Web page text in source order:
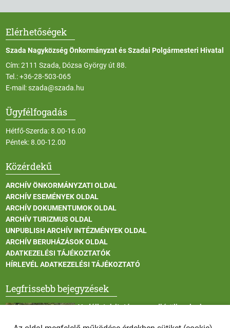
Elérhetőségek
Szada Nagyközség Önkormányzat és Szadai Polgármesteri Hivatal
Cím: 2111 Szada, Dózsa György út 88.
Tel.:+36-28-503-065
E-mail:szada@szada.hu
Ügyfélfogadás
Hétfő-Szerda: 8.00-16.00
Péntek: 8.00-12.00
Közérdekű
ARCHÍV ÖNKORMÁNYZATI OLDAL
ARCHÍV ESEMÉNYEK OLDAL
ARCHÍV DOKUMENTUMOK OLDAL
ARCHÍV TURIZMUS OLDAL
UNPUBLISH ARCHÍV INTÉZMÉNYEK OLDAL
ARCHÍV BERUHÁZÁSOK OLDAL
ADATKEZELÉSI TÁJÉKOZTATÓK
HÍRLEVÉL ADATKEZELÉSI TÁJÉKOZTATÓ
Legfrissebb bejegyzések
Vadállatok itatása a rendkívüli melegben